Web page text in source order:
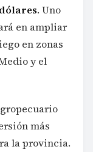
. Uno
en ampliar
en zonas
y el
más
la provincia.